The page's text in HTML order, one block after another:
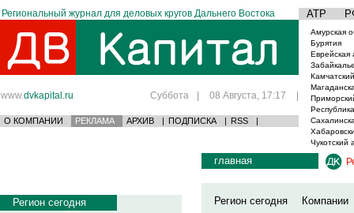
Региональный журнал для деловых кругов Дальнего Востока АТР
www.dvkapital.ru Суббота | 08 Августа, 17:17 |
О КОМПАНИИ РЕКЛАМА АРХИВ | ПОДПИСКА | RSS |
Амурская
Бурятия
Еврейская
Чукотский
Регион сегодня
главная
Регион сегодня
Компании